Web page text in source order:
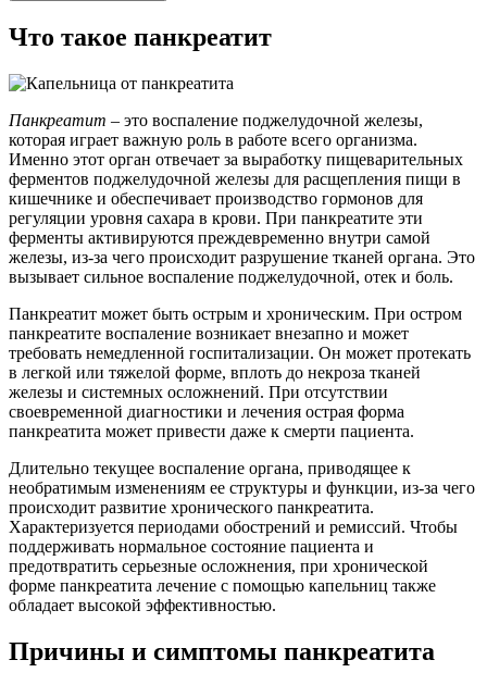
Что такое панкреатит
Панкреатит – это воспаление поджелудочной железы,
которая играет важную роль в работе всего организма.
Именно этот орган отвечает за выработку пищеварительных
ферментов поджелудочной железы для расщепления пищи в
кишечнике и обеспечивает производство гормонов для
регуляции уровня сахара в крови. При панкреатите эти
ферменты активируются преждевременно внутри самой
железы, из-за чего происходит разрушение тканей органа. Это
вызывает сильное воспаление поджелудочной, отек и боль.
Панкреатит может быть острым и хроническим. При остром
панкреатите воспаление возникает внезапно и может
требовать немедленной госпитализации. Он может протекать
в легкой или тяжелой форме, вплоть до некроза тканей
железы и системных осложнений. При отсутствии
своевременной диагностики и лечения острая форма
панкреатита может привести даже к смерти пациента.
Длительно текущее воспаление органа, приводящее к
необратимым изменениям ее структуры и функции, из-за чего
происходит развитие хронического панкреатита.
Характеризуется периодами обострений и ремиссий. Чтобы
поддерживать нормальное состояние пациента и
предотвратить серьезные осложнения, при хронической
форме панкреатита лечение с помощью капельниц также
обладает высокой эффективностью.
Причины и симптомы панкреатита